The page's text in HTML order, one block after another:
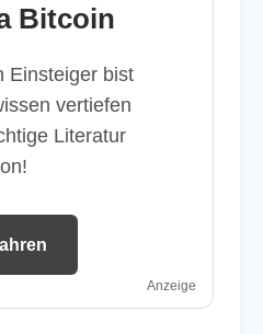
Bitcoin
Einsteiger bist
vertiefen
Literatur
Anzeige